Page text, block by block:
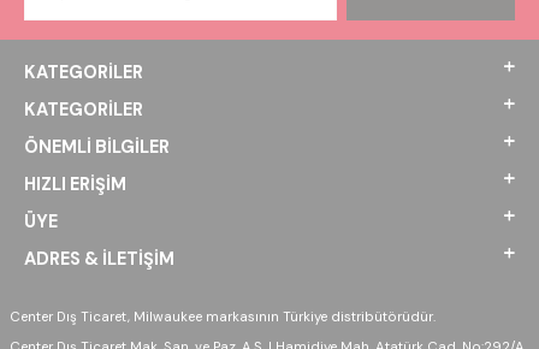
KATEGORILER
KATEGORILER
ÖNEMLI BILGILER
HIZLI ERIŞIM
ÜYE
ADRES & İLETIŞIM
Center Dış Ticaret, Milwaukee markasının Türkiye distribütörüdür.